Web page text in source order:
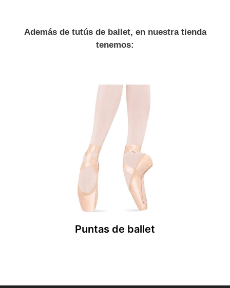
Además de tutús de ballet, en nuestra tienda
tenemos:
Puntas de ballet